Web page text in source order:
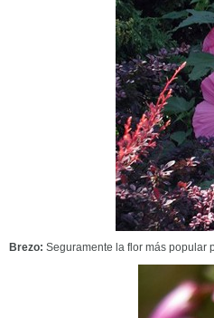
Brezo: Seguramente la flor más popular